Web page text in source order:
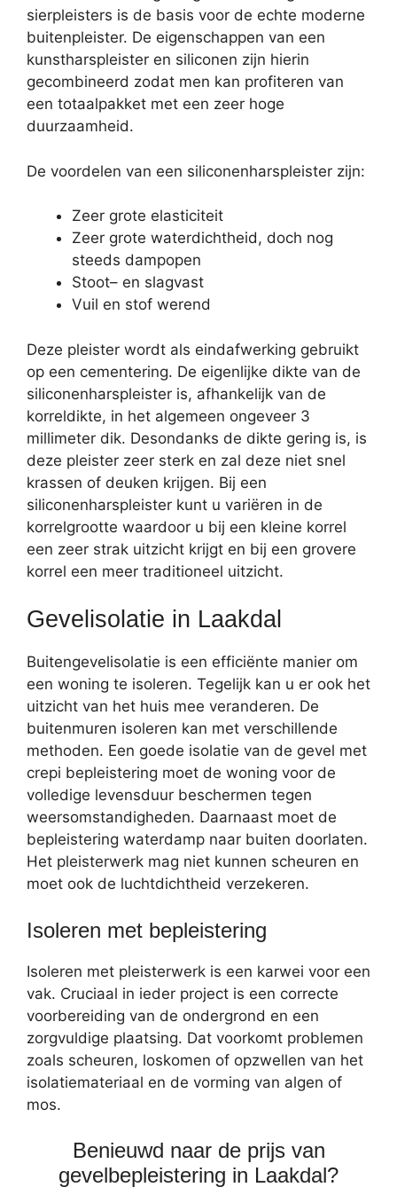
sierpleisters is de basis voor de echte moderne
buitenpleister. De eigenschappen van een
kunstharspleister en siliconen zijn hierin
gecombineerd zodat men kan profiteren van
een totaalpakket met een zeer hoge
duurzaamheid.
De voordelen van een siliconenharspleister zijn:
Zeer grote elasticiteit
Zeer grote waterdichtheid, doch nog
steeds dampopen
Stoot– en slagvast
Vuil en stof werend
Deze pleister wordt als eindafwerking gebruikt
op een cementering. De eigenlijke dikte van de
siliconenharspleister is, afhankelijk van de
korreldikte, in het algemeen ongeveer 3
millimeter dik. Desondanks de dikte gering is, is
deze pleister zeer sterk en zal deze niet snel
krassen of deuken krijgen. Bij een
siliconenharspleister kunt u variëren in de
korrelgrootte waardoor u bij een kleine korrel
een zeer strak uitzicht krijgt en bij een grovere
korrel een meer traditioneel uitzicht.
Gevelisolatie in Laakdal
Buitengevelisolatie is een efficiënte manier om
een woning te isoleren. Tegelijk kan u er ook het
uitzicht van het huis mee veranderen. De
buitenmuren isoleren kan met verschillende
methoden. Een goede isolatie van de gevel met
crepi bepleistering moet de woning voor de
volledige levensduur beschermen tegen
weersomstandigheden. Daarnaast moet de
bepleistering waterdamp naar buiten doorlaten.
Het pleisterwerk mag niet kunnen scheuren en
moet ook de luchtdichtheid verzekeren.
Isoleren met bepleistering
Isoleren met pleisterwerk is een karwei voor een
vak. Cruciaal in ieder project is een correcte
voorbereiding van de ondergrond en een
zorgvuldige plaatsing. Dat voorkomt problemen
zoals scheuren, loskomen of opzwellen van het
isolatiemateriaal en de vorming van algen of
mos.
Benieuwd naar de prijs van
gevelbepleistering in Laakdal?